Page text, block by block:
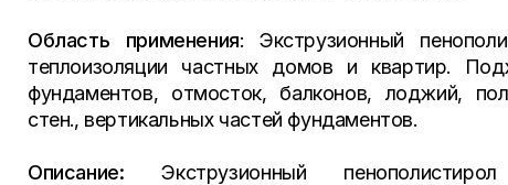
Область применения: Экструзионный
теплоизоляции частных домов и квартир.
фундаментов, отмосток, балконов, лоджий,
стен., вертикальных частей фундаментов.
Описание: Экструзионный